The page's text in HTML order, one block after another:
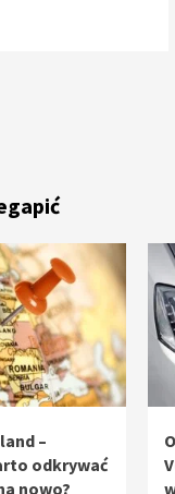
–
odkrywać
nowo?